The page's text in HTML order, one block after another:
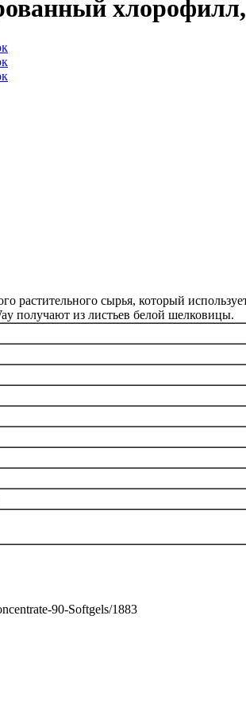
сырья, который
получают из листьев белой шелковицы.
90-Softgels/1883